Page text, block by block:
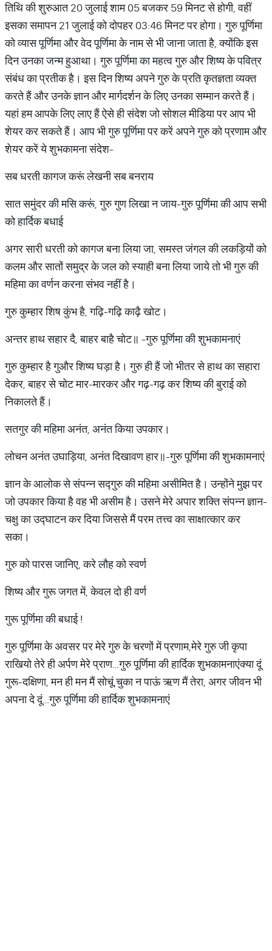
तिथि की शुरुआत 20 जुलाई शाम 05 बजकर 59 मिनट से होगी, वहीं
इसका समापन 21 जुलाई को दोपहर 03:46 मिनट पर होगा। गुरु पूर्णिमा
को व्यास पूर्णिमा और वेद पूर्णिमा के नाम से भी जाना जाता है, क्योंकि इस
दिन उनका जन्म हुआथा। गुरु पूर्णिमा का महत्व गुरु और शिष्य के पवित्र
संबंध का प्रतीक है। इस दिन शिष्य अपने गुरु के प्रति कृतज्ञता व्यक्त
करते हैं और उनके ज्ञान और मार्गदर्शन के लिए उनका सम्मान करते हैं।
यहां हम आपके लिए लाए हैं ऐसे ही संदेश जो सोशल मीडिया पर आप भी
शेयर कर सकते हैं। आप भी गुरु पूर्णिमा पर करें अपने गुरु को प्रणाम और
शेयर करें ये शुभकामना संदेश-
सब धरती कागज करूं लेखनी सब बनराय
सात समुंदर की मसि करूं, गुरु गुण लिखा न जाय-गुरु पूर्णिमा की आप सभी
को हार्दिक बधाई
अगर सारी धरती को कागज बना लिया जा, समस्त जंगल की लकड़ियों को
कलम और सातों समुद्र के जल को स्याही बना लिया जाये तो भी गुरु की
महिमा का वर्णन करना संभव नहीं है।
गुरु कुम्हार शिष कुंभ है, गढ़ि-गढ़ि काढ़ै खोट।
अन्तर हाथ सहार दै, बाहर बाहै चोट॥ -गुरु पूर्णिमा की शुभकामनाएं
गुरु कुम्हार है गुऔर शिष्य घड़ा है। गुरु ही हैं जो भीतर से हाथ का सहारा
देकर, बाहर से चोट मार-मारकर और गढ़-गढ़ कर शिष्य की बुराई को
निकालते हैं।
सतगुर की महिमा अनंत, अनंत किया उपकार।
लोचन अनंत उघाड़िया, अनंत दिखावण हार॥-गुरु पूर्णिमा की शुभकामनाएं
ज्ञान के आलोक से संपन्न सद्गुरु की महिमा असीमित है। उन्होंने मुझ पर
जो उपकार किया है वह भी असीम है। उसने मेरे अपार शक्ति संपन्न ज्ञान-
चक्षु का उद्घाटन कर दिया जिससे मैं परम तत्त्व का साक्षात्कार कर
सका।
गुरु को पारस जानिए, करे लौह को स्वर्ण
शिष्य और गुरू जगत में, केवल दो ही वर्ण
गुरू पूर्णिमा की बधाई !
गुरु पूर्णिमा के अवसर पर मेरे गुरु के चरणों में प्रणाम,मेरे गुरु जी कृपा
राखियो तेरे ही अर्पण मेरे प्राण…गुरु पूर्णिमा की हार्दिक शुभकामनाएंक्या दूं
गुरू-दक्षिणा, मन ही मन मैं सोचूं,चुका न पाऊं ऋण मैं तेरा, अगर जीवन भी
अपना दे दूं…गुरु पूर्णिमा की हार्दिक शुभकामनाएं